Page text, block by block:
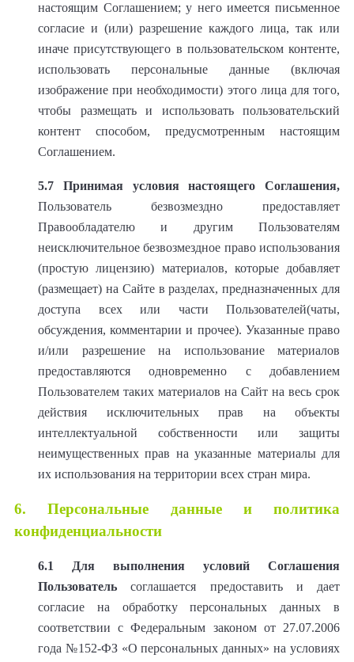
настоящим Соглашением; у него имеется письменное
согласие и (или) разрешение каждого лица, так или
иначе присутствующего в пользовательском контенте,
использовать персональные данные (включая
изображение при необходимости) этого лица для того,
чтобы размещать и использовать пользовательский
контент способом, предусмотренным настоящим
Соглашением.
5.7
Принимая условия настоящего Соглашения,
Пользователь безвозмездно предоставляет
Правообладателю и другим Пользователям
неисключительное безвозмездное право использования
(простую лицензию) материалов, которые добавляет
(размещает) на Сайте в разделах, предназначенных для
доступа всех или части Пользователей(чаты,
обсуждения, комментарии и прочее). Указанные право
и/или разрешение на использование материалов
предоставляются одновременно с добавлением
Пользователем таких материалов на Сайт на весь срок
действия исключительных прав на объекты
интеллектуальной собственности или защиты
неимущественных прав на указанные материалы для
их использования на территории всех стран мира.
6. Персональные данные и политика
конфиденциальности
6.1
Для выполнения условий Соглашения
Пользователь соглашается предоставить и дает
согласие на обработку персональных данных в
соответствии с Федеральным законом от 27.07.2006
года №152-ФЗ «О персональных данных» на условиях